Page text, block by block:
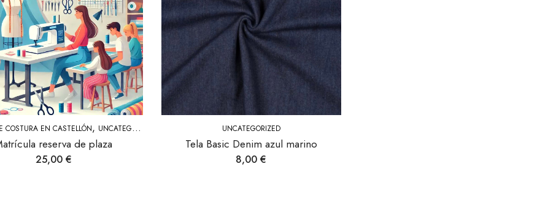
COSTURA EN CASTELLÓN, UNCATEGORIZED
reserva de plaza
25,00 €
UNCATEGORIZED
Tela Basic Denim azul marino
8,00€